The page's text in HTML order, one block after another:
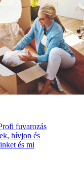
fuvarozás
hívjon és
és mi